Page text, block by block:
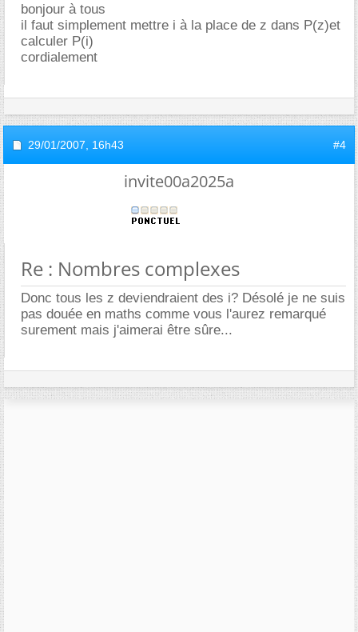
bonjour à tous
il faut simplement mettre i à la place de z dans P(z)et
calculer P(i)
cordialement
29/01/2007, 16h43 #4
invite00a2025a
Re : Nombres complexes
Donc tous les z deviendraient des i? Désolé je ne suis
pas douée en maths comme vous l'aurez remarqué
surement mais j'aimerai être sûre...